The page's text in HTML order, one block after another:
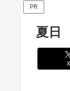
PR
夏日
X